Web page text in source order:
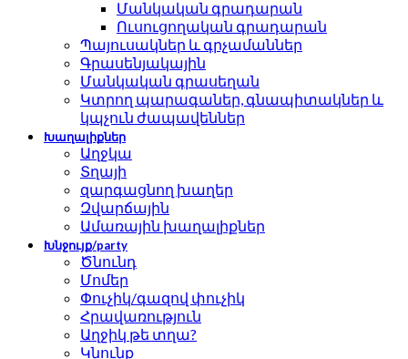
Մանկական գրադարան
Ուսուցողական գրադարան
Պայուսակներ և գրչամաններ
Գրասենյակային
Մանկական գրասեղան
Կտրող պարագաներ, գնապիտակներ և
կպչուն ժապավեններ
Խաղալիքներ
Աղջկա
Տղայի
զարգացնող խաղեր
Զվարճային
Ամառային խաղալիքներ
Խնջույք/party
Ծնունդ
Մոմեր
Փուչիկ/գազով փուչիկ
Հրավառություն
Աղջիկ թե տղա?
Կնունք